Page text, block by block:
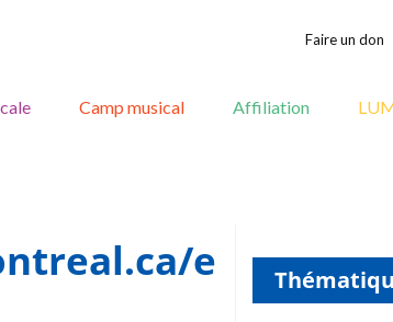
Faire un don
Camp musical Affiliation
emplois-